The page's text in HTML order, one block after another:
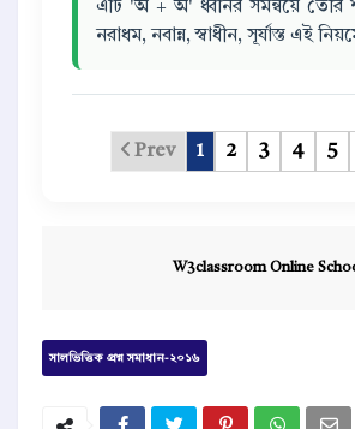
এটি 'অ + অ' ধ্বনির সমন্বয়ে
নরাধম, নবান্ন, স্বাধীন, সূর্যাস্ত এই
Prev 1 2 3 4 5
W3classroom Online
সালভিত্তিক প্রশ্ন সমাধান-২০১৬